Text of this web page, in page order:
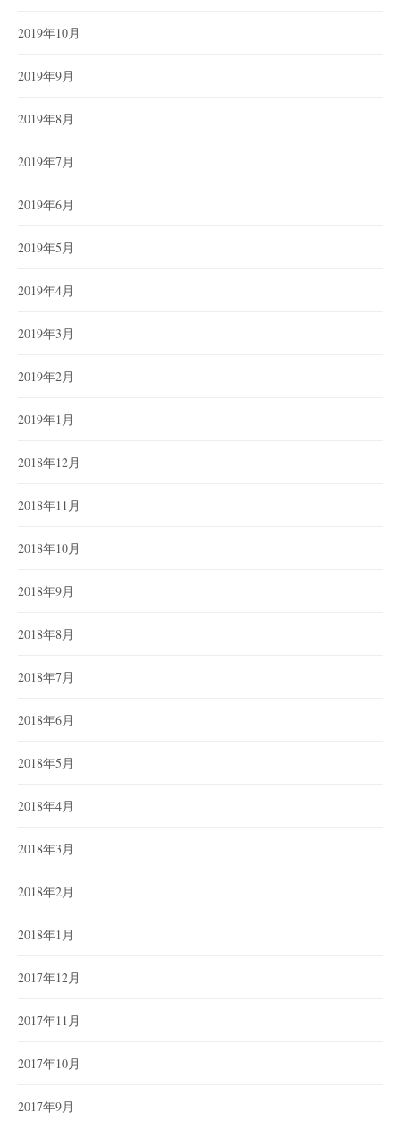
2019年10月
2019年9月
2019年8月
2019年7月
2019年6月
2019年5月
2019年4月
2019年3月
2019年2月
2019年1月
2018年12月
2018年11月
2018年10月
2018年9月
2018年8月
2018年7月
2018年6月
2018年5月
2018年4月
2018年3月
2018年2月
2018年1月
2017年12月
2017年11月
2017年10月
2017年9月